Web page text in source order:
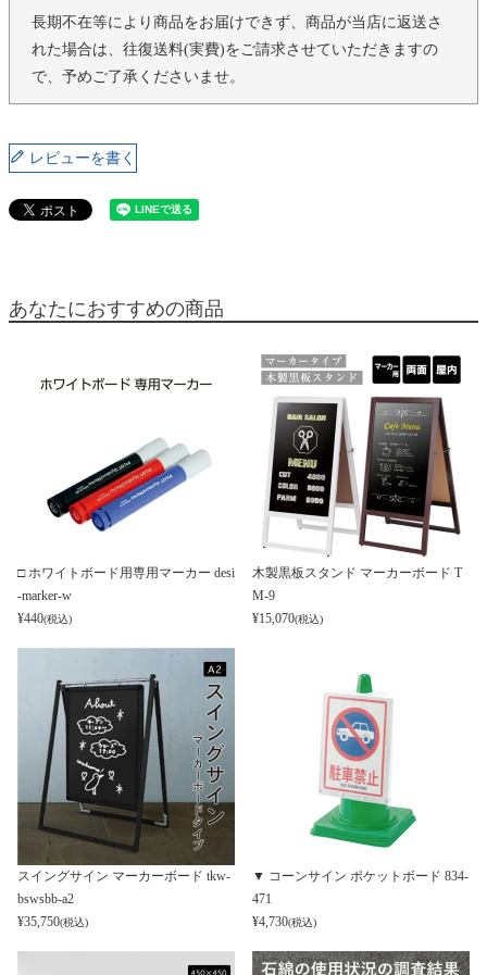
長期不在等により商品をお届けできず、商品が当店に返送さ
れた場合は、往復送料(実費)をご請求させていただきますの
で、予めご了承くださいませ。
レビューを書く
あなたにおすすめの商品
□ ホワイトボード用専用マーカー desi
-marker-w
¥440(税込)
木製黒板スタンド マーカーボード T
M-9
¥15,070(税込)
スイングサイン マーカーボード tkw-
bswsbb-a2
¥35,750(税込)
▼ コーンサイン ポケットボード 834-
471
¥4,730(税込)